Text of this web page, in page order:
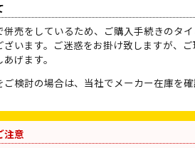
併売をしているため、ご購入手続きのタ
ざいます。ご迷惑をお掛け致しますが、
げます。
ご検討の場合は、当社でメーカー在庫を
注意